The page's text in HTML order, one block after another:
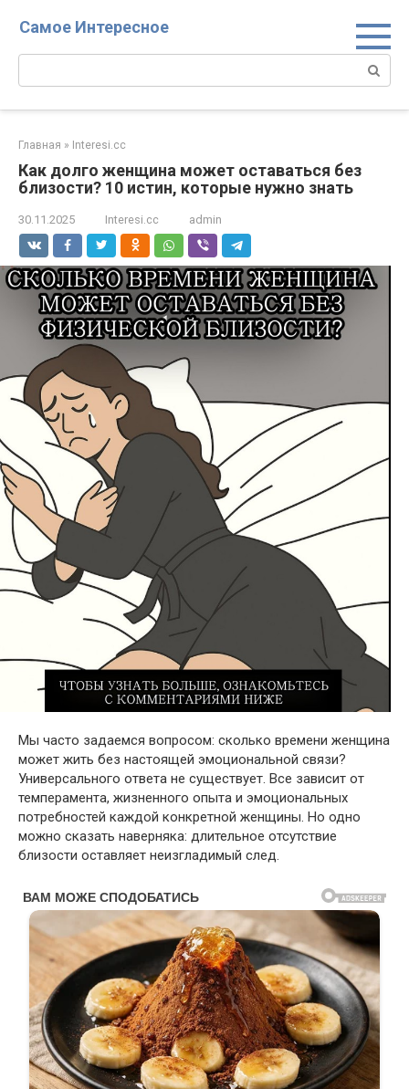
Самое Интересное
Поиск:
Главная » Interesi.cc
Как долго женщина может оставаться без
близости? 10 истин, которые нужно знать
30.11.2025 Interesi.cc admin
Мы часто задаемся вопросом: сколько времени женщина
может жить без настоящей эмоциональной связи?
Универсального ответа не существует. Все зависит от
темперамента, жизненного опыта и эмоциональных
потребностей каждой конкретной женщины. Но одно
можно сказать наверняка: длительное отсутствие
близости оставляет неизгладимый след.